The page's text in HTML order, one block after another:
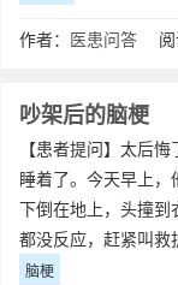
作者： 医患问答 阅
吵架后的脑梗
【患者提问】太后
睡着了。今天早上，
下倒在地上，头撞
都没反应，赶紧叫
真正的中风，不然凶
脑梗